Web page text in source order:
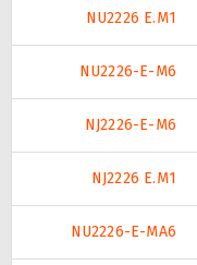
NU2226 E.M1
NU2226-E-M6
NJ2226-E-M6
NJ2226 E.M1
NU2226-E-MA6